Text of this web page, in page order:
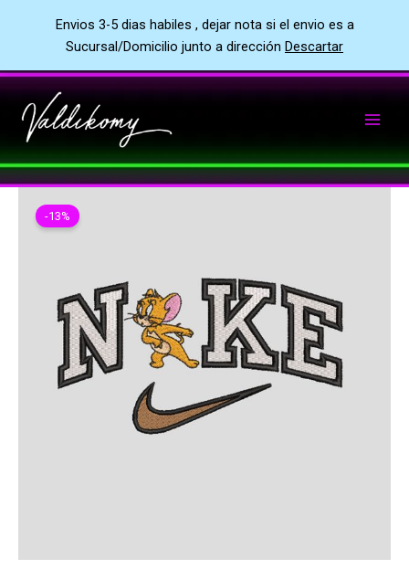
Envios 3-5 dias habiles , dejar nota si el envio es a
Sucursal/Domicilio junto a dirección Descartar
al
contenido
-13%